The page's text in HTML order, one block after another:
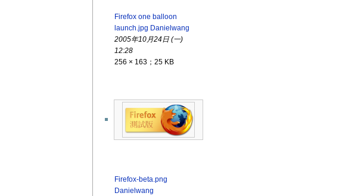
Firefox one balloon
launch.jpg Danielwang
2005年10月24日 (一)
12:28
256 × 163；25 KB
Firefox-beta.png
Danielwang